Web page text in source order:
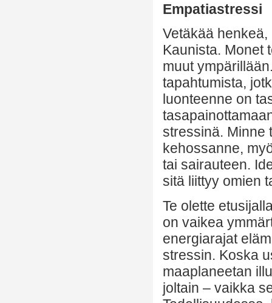
Empatiastressi
Vetäkää
Kaunista. Monet
muut
tapahtumista,
luonteenne on
stressinä. Minne
kehossanne,
tai sairauteen.
sitä liittyy omien
Te olette
on vaikea
energiarajat
stressin. Koska
maaplaneetan
joltain – vaikka